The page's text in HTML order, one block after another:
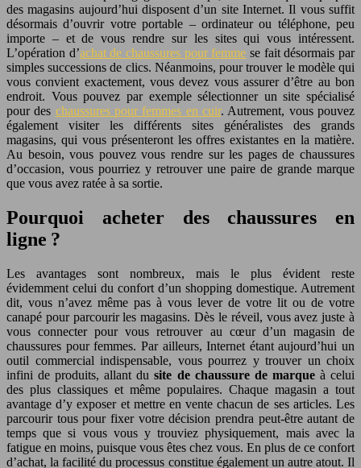
des magasins aujourd’hui disposent d’un site Internet. Il vous suffit
désormais d’ouvrir votre portable – ordinateur ou téléphone, peu
importe – et de vous rendre sur les sites qui vous intéressent.
L’opération d’achat de chaussures pour femme se fait désormais par
simples successions de clics. Néanmoins, pour trouver le modèle qui
vous convient exactement, vous devez vous assurer d’être au bon
endroit. Vous pouvez par exemple sélectionner un site spécialisé
pour des chaussures pour femmes en cuir. Autrement, vous pouvez
également visiter les différents sites généralistes des grands
magasins, qui vous présenteront les offres existantes en la matière.
Au besoin, vous pouvez vous rendre sur les pages de chaussures
d’occasion, vous pourriez y retrouver une paire de grande marque
que vous avez ratée à sa sortie.
Pourquoi acheter des chaussures en
ligne ?
Les avantages sont nombreux, mais le plus évident reste
évidemment celui du confort d’un shopping domestique. Autrement
dit, vous n’avez même pas à vous lever de votre lit ou de votre
canapé pour parcourir les magasins. Dès le réveil, vous avez juste à
vous connecter pour vous retrouver au cœur d’un magasin de
chaussures pour femmes. Par ailleurs, Internet étant aujourd’hui un
outil commercial indispensable, vous pourrez y trouver un choix
infini de produits, allant dusite de chaussure de marqueà celui
des plus classiques et même populaires. Chaque magasin a tout
avantage d’y exposer et mettre en vente chacun de ses articles. Les
parcourir tous pour fixer votre décision prendra peut-être autant de
temps que si vous vous y trouviez physiquement, mais avec la
fatigue en moins, puisque vous êtes chez vous. En plus de ce confort
d’achat, la facilité du processus constitue également un autre atout. Il